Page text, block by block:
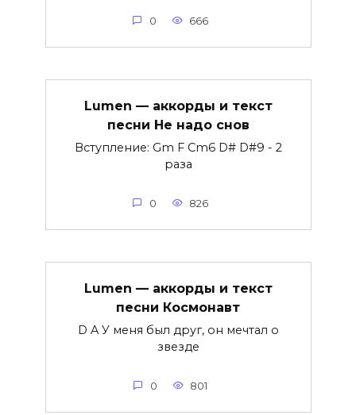
0 666
Lumen — аккорды и текст
песни Не надо снов
Вступление: Gm F Cm6 D# D#9 - 2
раза
0 826
Lumen — аккорды и текст
песни Космонавт
D A У меня был друг, он мечтал о
звезде
0 801